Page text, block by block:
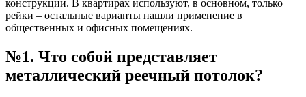
конструкции. В квартирах используют, в основном, только
рейки – остальные варианты нашли применение в
общественных и офисных помещениях.
№1. Что собой представляет
металлический реечный потолок?